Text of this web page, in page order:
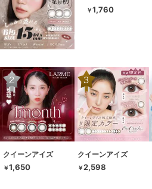
￥1,760
クイーンアイズ
￥1,650
クイーンアイズ
￥2,598